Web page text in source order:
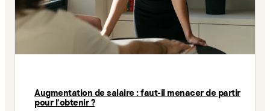
Augmentation de salaire : faut-il menacer de partir
pour l’obtenir ?